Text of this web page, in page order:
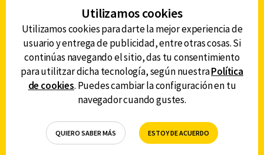
AVISO DE PRIVACIDAD
AVISO LEGAL
DEFENSORÍA DE LAS AUDIENCIAS
DESCARGA LA APP DE CANAL 6
Utilizamos cookies
Utilizamos cookies para darte la mejor experiencia de
usuario y entrega de publicidad, entre otras cosas. Si
continúas navegando el sitio, das tu consentimiento
para utilitzar dicha tecnología, según nuestraPolítica
de cookies. Puedes cambiar la configuración en tu
navegador cuando gustes.
QUIERO SABER MÁS ESTOY DE ACUERDO